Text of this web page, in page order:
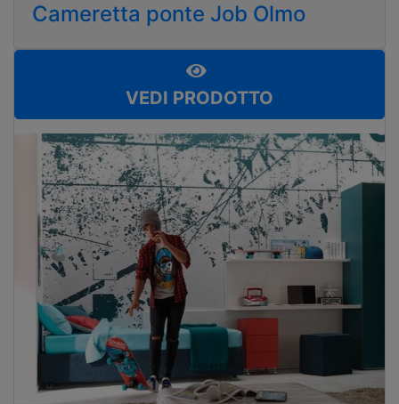
Cameretta ponte Job Olmo
VEDI PRODOTTO